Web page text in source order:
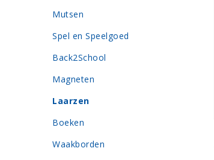
Mutsen
Spel en Speelgoed
Back2School
Magneten
Laarzen
Boeken
Waakborden